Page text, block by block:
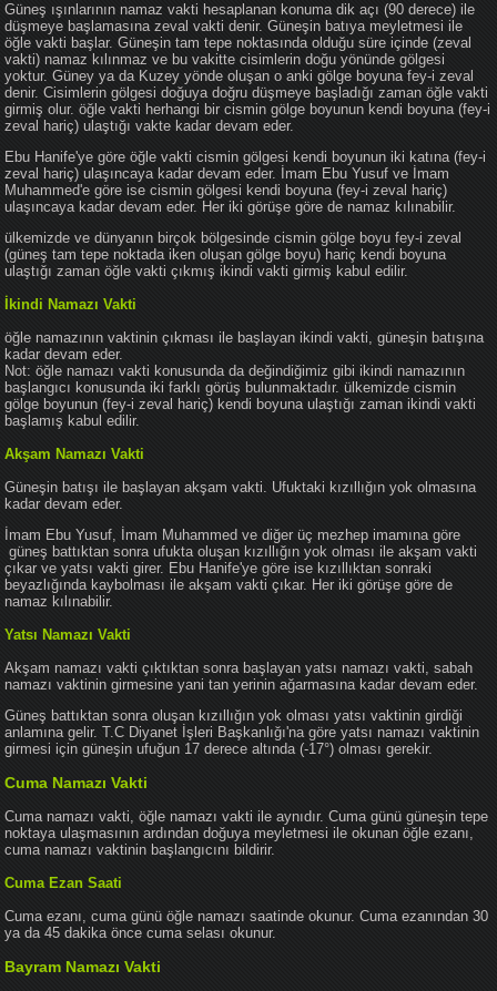
Güneş ışınlarının namaz vakti hesaplanan konuma dik açı (90 derece) ile
düşmeye başlamasına zeval vakti denir. Güneşin batıya meyletmesi ile
öğle vakti başlar. Güneşin tam tepe noktasında olduğu süre içinde (zeval
vakti) namaz kılınmaz ve bu vakitte cisimlerin doğu yönünde gölgesi
yoktur. Güney ya da Kuzey yönde oluşan o anki gölge boyuna fey-i zeval
denir. Cisimlerin gölgesi doğuya doğru düşmeye başladığı zaman öğle vakti
girmiş olur. öğle vakti herhangi bir cismin gölge boyunun kendi boyuna (fey-i
zeval hariç) ulaştığı vakte kadar devam eder.
Ebu Hanife'ye göre öğle vakti cismin gölgesi kendi boyunun iki katına (fey-i
zeval hariç) ulaşıncaya kadar devam eder. İmam Ebu Yusuf ve İmam
Muhammed'e göre ise cismin gölgesi kendi boyuna (fey-i zeval hariç)
ulaşıncaya kadar devam eder. Her iki görüşe göre de namaz kılınabilir.
ülkemizde ve dünyanın birçok bölgesinde cismin gölge boyu fey-i zeval
(güneş tam tepe noktada iken oluşan gölge boyu) hariç kendi boyuna
ulaştığı zaman öğle vakti çıkmış ikindi vakti girmiş kabul edilir.
İkindi Namazı Vakti
öğle namazının vaktinin çıkması ile başlayan ikindi vakti, güneşin batışına
kadar devam eder.
Not: öğle namazı vakti konusunda da değindiğimiz gibi ikindi namazının
başlangıcı konusunda iki farklı görüş bulunmaktadır. ülkemizde cismin
gölge boyunun (fey-i zeval hariç) kendi boyuna ulaştığı zaman ikindi vakti
başlamış kabul edilir.
Akşam Namazı Vakti
Güneşin batışı ile başlayan akşam vakti. Ufuktaki kızıllığın yok olmasına
kadar devam eder.
İmam Ebu Yusuf, İmam Muhammed ve diğer üç mezhep imamına göre
güneş battıktan sonra ufukta oluşan kızıllığın yok olması ile akşam vakti
çıkar ve yatsı vakti girer. Ebu Hanife'ye göre ise kızıllıktan sonraki
beyazlığında kaybolması ile akşam vakti çıkar. Her iki görüşe göre de
namaz kılınabilir.
Yatsı Namazı Vakti
Akşam namazı vakti çıktıktan sonra başlayan yatsı namazı vakti, sabah
namazı vaktinin girmesine yani tan yerinin ağarmasına kadar devam eder.
Güneş battıktan sonra oluşan kızıllığın yok olması yatsı vaktinin girdiği
anlamına gelir. T.C Diyanet İşleri Başkanlığı'na göre yatsı namazı vaktinin
girmesi için güneşin ufuğun 17 derece altında (-17°) olması gerekir.
Cuma Namazı Vakti
Cuma namazı vakti, öğle namazı vakti ile aynıdır. Cuma günü güneşin tepe
noktaya ulaşmasının ardından doğuya meyletmesi ile okunan öğle ezanı,
cuma namazı vaktinin başlangıcını bildirir.
Cuma Ezan Saati
Cuma ezanı, cuma günü öğle namazı saatinde okunur. Cuma ezanından 30
ya da 45 dakika önce cuma selası okunur.
Bayram Namazı Vakti